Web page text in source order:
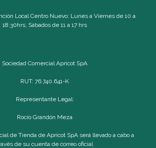
Local Centro Nuevo: Lunes a Viernes de 10 a
18:30hrs, Sábados de 11 a 17 hrs
Sociedad Comercial Apricot SpA
RUT: 76.740.641-K
Representante Legal:
Rocío Grandón Meza
de Tienda de Apricot SpA será llevado a cabo a
de su cuenta de correo oficial